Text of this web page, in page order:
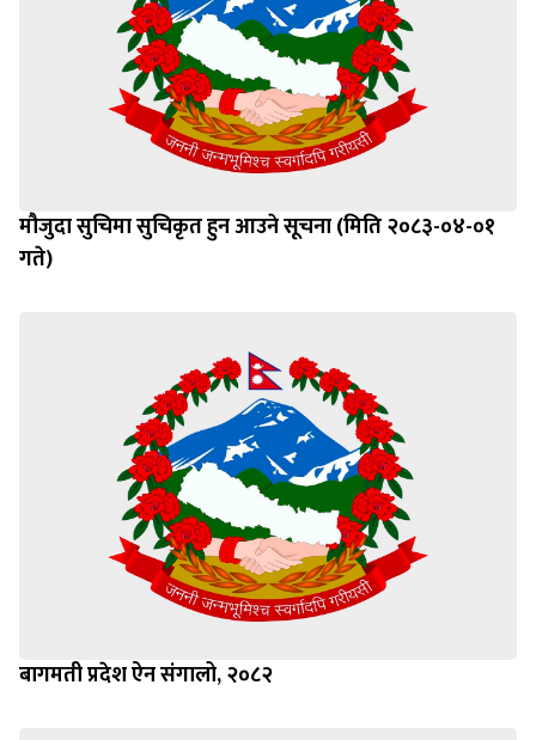
मौजुदा सुचिमा सुचिकृत हुन आउने सूचना (मिति २०८३-०४-०१
गते)
बागमती प्रदेश ऐन संगालो, २०८२